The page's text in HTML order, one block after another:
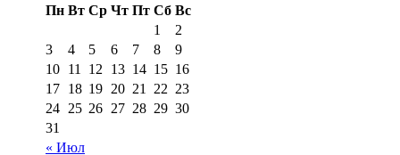
Пн Вт Ср Чт Пт Сб Вс
« Июл
1
2
3
4 5 6 7 8
9
10 11 12 13 14 15 16
17 18 19 20 21 22 23
24 25 26 27 28 29 30
31